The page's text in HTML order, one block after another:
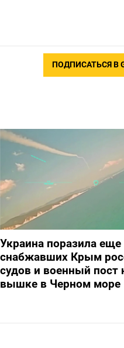
ПОДПИСАТЬСЯ В
Украина поразила еще
снабжавших Крым
судов и военный пост
вышке в Черном море